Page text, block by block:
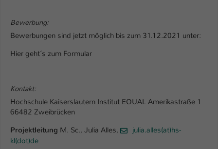
Bewerbung:
Bewerbungen sind jetzt möglich bis zum 31.12.2021 unter:
Hier geht´s zum Formular
Kontakt:
Hochschule Kaiserslautern Institut EQUAL Amerikastraße 1
66482 Zweibrücken
Projektleitung M. Sc., Julia Alles,
julia.alles(at)hs-
kl(dot)de
Anbieter
Laufzeit 1 Tag